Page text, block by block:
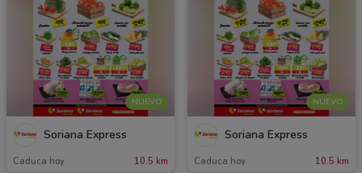
NUEVO
Soriana Express
Caduca hoy 10.5 km
NUEVO
Soriana Express
Caduca hoy 10.5 km